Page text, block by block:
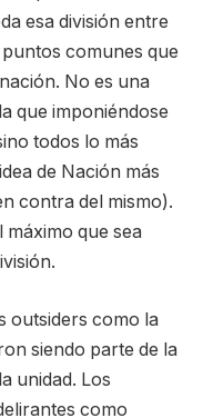
esa división entre
comunes que
No es una
que imponiéndose
todos lo más
de Nación más
contra del mismo).
máximo que sea
outsiders como la
siendo parte de la
unidad. Los
como